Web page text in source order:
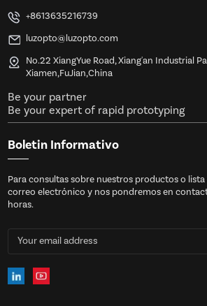
+8613635216739
luzopto@luzopto.com
No.22 XiangYue Road, Xiang'an Industrial
Xiamen,FuJian,China
Be your partner
Be your expert of rapid prototyping
Boletin Informativo
Para consultas sobre nuestros productos o lista
correo electrónico y nos pondremos en
horas.